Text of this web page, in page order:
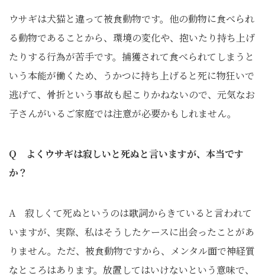
ウサギは犬猫と違って被食動物です。他の動物に食べられ
る動物であることから、環境の変化や、抱いたり持ち上げ
たりする行為が苦手です。捕獲されて食べられてしまうと
いう本能が働くため、うかつに持ち上げると死に物狂いで
逃げて、骨折という事故も起こりかねないので、元気なお
子さんがいるご家庭では注意が必要かもしれません。
Q よくウサギは寂しいと死ぬと言いますが、本当です
か？
A 寂しくて死ぬというのは歌詞からきていると言われて
いますが、実際、私はそうしたケースに出会ったことがあ
りません。ただ、被食動物ですから、メンタル面で神経質
なところはあります。放置してはいけないという意味で、